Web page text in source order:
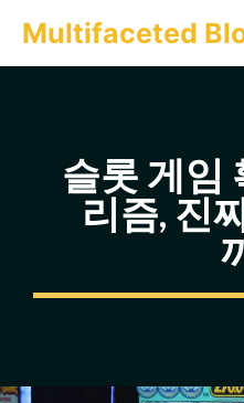
Multifaceted
슬롯 게임
리즘, 진